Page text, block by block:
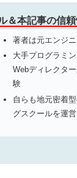
＆本記事の信頼
著者は元エンジ
大手プログラミ
Webディレクタ
験
自らも地元密着
グスクールを運営